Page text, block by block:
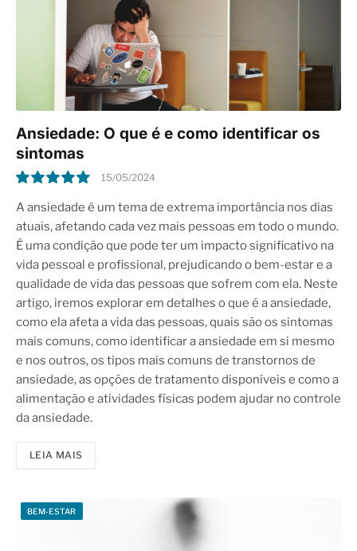
Ansiedade: O que é e como identificar os
sintomas
10.0
15/05/2024
A ansiedade é um tema de extrema importância nos dias
atuais, afetando cada vez mais pessoas em todo o mundo.
É uma condição que pode ter um impacto significativo na
vida pessoal e profissional, prejudicando o bem-estar e a
qualidade de vida das pessoas que sofrem com ela. Neste
artigo, iremos explorar em detalhes o que é a ansiedade,
como ela afeta a vida das pessoas, quais são os sintomas
mais comuns, como identificar a ansiedade em si mesmo
e nos outros, os tipos mais comuns de transtornos de
ansiedade, as opções de tratamento disponíveis e como a
alimentação e atividades físicas podem ajudar no controle
da ansiedade.
LEIA MAIS
BEM-ESTAR